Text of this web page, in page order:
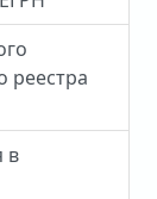
реестра
в